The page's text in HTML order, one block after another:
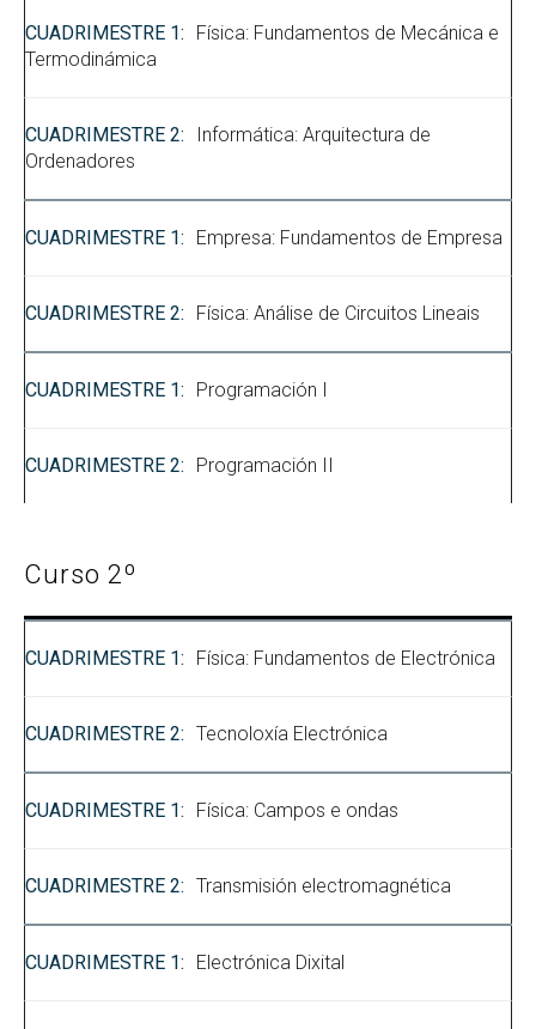
Física: Fundamentos de Mecánica e
Termodinámica
Informática: Arquitectura de
Ordenadores
Empresa: Fundamentos de Empresa
Física: Análise de Circuitos Lineais
Programación I
Programación II
Curso 2º
Física: Fundamentos de Electrónica
Tecnoloxía Electrónica
Física: Campos e ondas
Transmisión electromagnética
Electrónica Dixital